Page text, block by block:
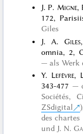
J. P. Migne,
172,
Giles
J. A.Giles
omnia, 2,
als Werk
Y. Lefèvre,
343-477
Sociétés,
ZSdigital
)
des chartes
und J. N.